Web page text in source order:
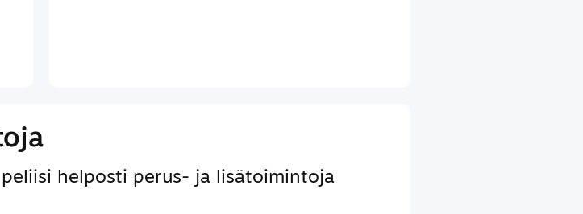
helposti perus- ja lisätoimintoja